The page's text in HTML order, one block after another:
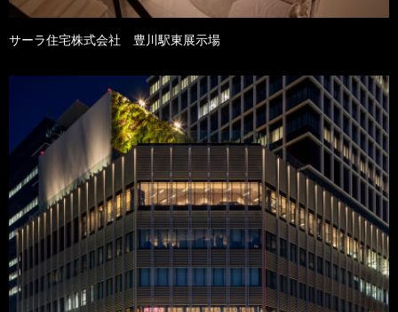
サーラ住宅株式会社 豊川駅東展示場